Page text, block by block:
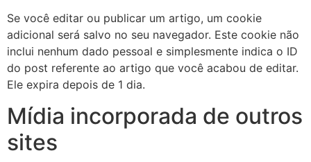
Se você editar ou publicar um artigo, um cookie
adicional será salvo no seu navegador. Este cookie não
inclui nenhum dado pessoal e simplesmente indica o ID
do post referente ao artigo que você acabou de editar.
Ele expira depois de 1 dia.
Mídia incorporada de outros
sites